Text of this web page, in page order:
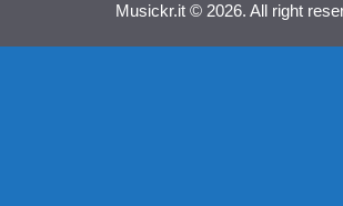
Musickr.it © 2026. All right